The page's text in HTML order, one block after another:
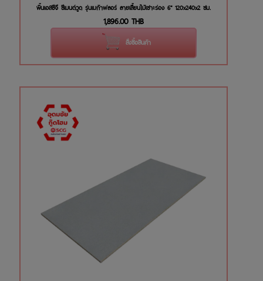
พื้นเอสซีจี ซีเมนต์วูด รุ่นเมก้าฟลอร์ ลายเสี้ยนไม้เซาะร่อง 6" 120x240x2 ซม.
1,896.00 THB
สั่งซื้อสินค้า